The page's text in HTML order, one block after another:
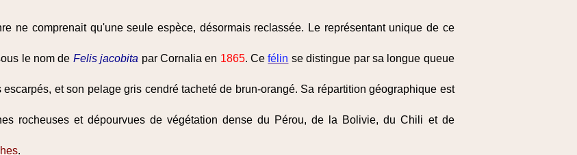
ne comprenait qu'une seule espèce, désormais reclassée. Le représentant unique de ce
le nom de Felis jacobita par Cornalia en 1865. Cefélin se distingue par sa longue queue
et son pelage gris cendré tacheté de brun-orangé. Sa répartition géographique est
rocheuses et dépourvues de végétation dense du Pérou, de la Bolivie, du Chili et de
.